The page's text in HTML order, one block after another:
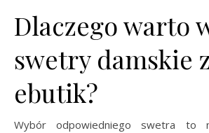
Dlaczego warto
swetry damskie
ebutik?
Wybór odpowiedniego swetra to